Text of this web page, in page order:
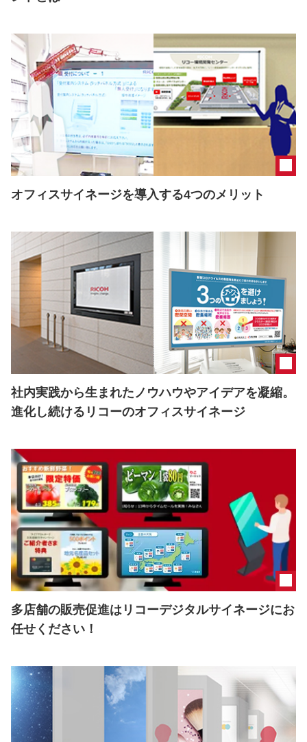
オフィスサイネージを導入する4つのメリット
社内実践から生まれたノウハウやアイデアを凝縮。
進化し続けるリコーのオフィスサイネージ
多店舗の販売促進はリコーデジタルサイネージにお
任せください！